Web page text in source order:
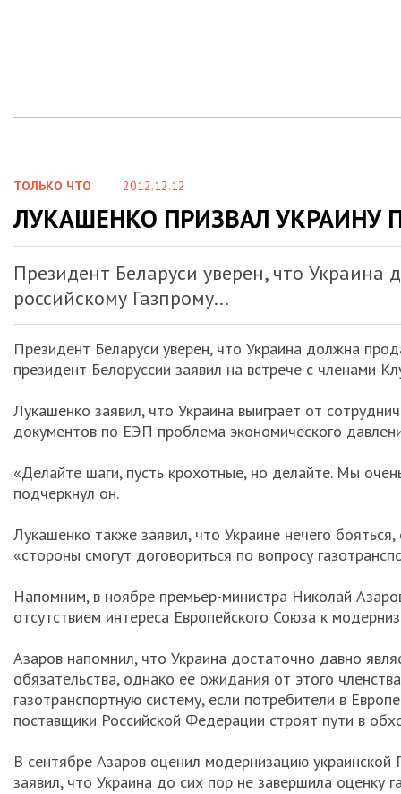
ТОЛЬКО ЧТО 2012.12.12
ЛУКАШЕНКО ПРИЗВАЛ УКРАИНУ
Президент Беларуси уверен, что
российскому Газпрому...
Президент Беларуси уверен, что Украина должна
президент Белоруссии заявил на встрече с членами
Лукашенко заявил, что Украина выиграет от
документов по ЕЭП проблема экономического
«Делайте шаги, пусть крохотные, но делайте. Мы
подчеркнул он.
Лукашенко также заявил, что Украине нечего
«стороны смогут договориться по вопросу
Напомним, в ноябре премьер-министра Николай
отсутствием интереса Европейского Союза к
Азаров напомнил, что Украина достаточно давно
обязательства, однако ее ожидания от этого
газотранспортную систему, если потребители в
поставщики Российской Федерации строят пути в
В сентябре Азаров оценил модернизацию
заявил, что Украина до сих пор не завершила оценку